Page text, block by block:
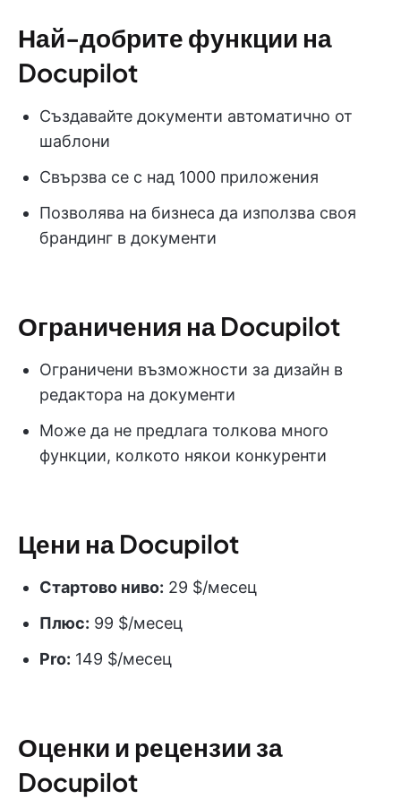
Най-добрите функции на
Docupilot
Създавайте документи автоматично от
шаблони
Свързва се с над 1000 приложения
Позволява на бизнеса да използва своя
брандинг в документи
Ограничения на Docupilot
Ограничени възможности за дизайн в
редактора на документи
Може да не предлага толкова много
функции, колкото някои конкуренти
Цени на Docupilot
Стартово ниво: 29 $/месец
Плюс: 99 $/месец
Pro: 149 $/месец
Оценки и рецензии за
Docupilot